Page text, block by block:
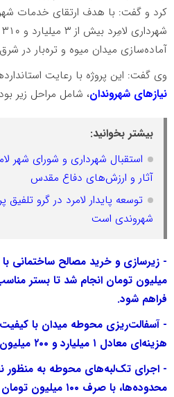
کرد و گفت: با هدف ارتقای خدمات
آماده‌سازی میدان میوه و تره‌بار در
وی گفت: این پروژه با رعایت
نیازهای شهروندان، شامل مراحل زیر
بیشتر بخوانید:
استقبال شهرداری و شورای شهر
آثار و ارزش‌های دفاع مقدس
توسعه پایدار لامرد در گرو
شهروندی است
میلیون تومان انجام شد تا بستر
فراهم شود.
- آسفالت‌ریزی محوطه میدان با
هزینه‌ای معادل ۱ میلیارد و ۲۰۰ میلیون تومان صورت گرفت.
- اجرای تک‌لبه‌های محوطه به
محدوده‌ها، با صرف ۱۰۰ میلیون تومان انجام شد.